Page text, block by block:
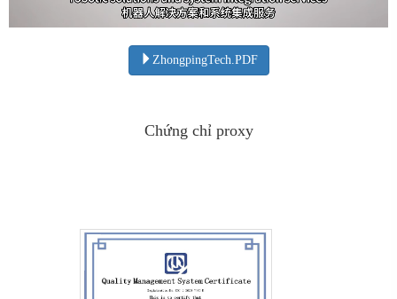
ZhongpingTech.PDF
Chứng chỉ proxy